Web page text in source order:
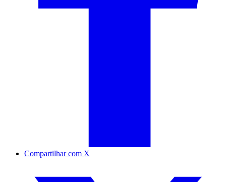
Compartilhar com X